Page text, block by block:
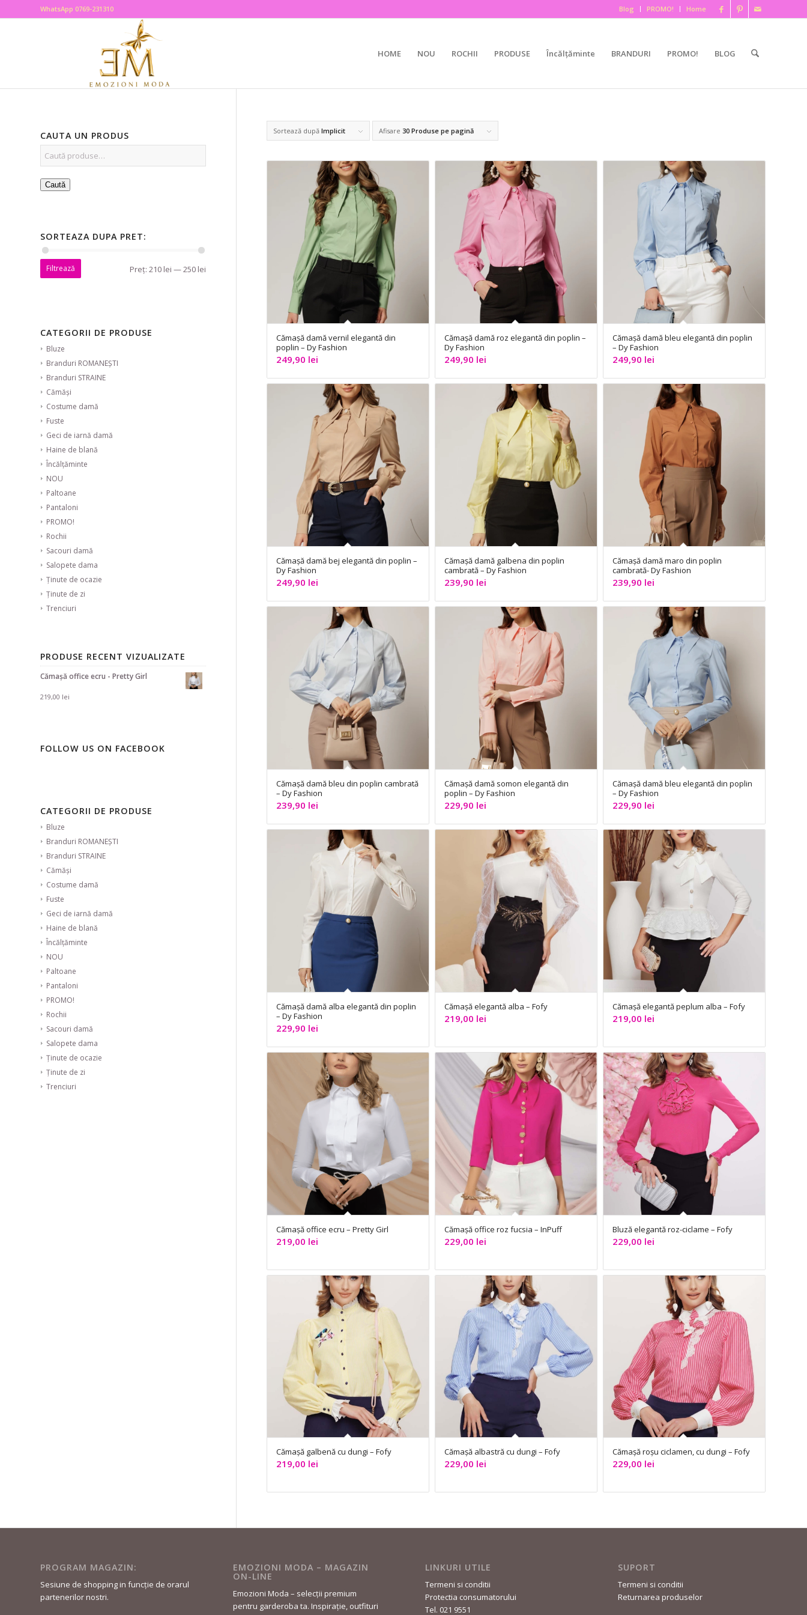
Blog PROMO! Home
WhatsApp 0769-231310
HOME NOU ROCHII PRODUSE Încălțăminte BRANDURI PROMO! BLOG
Sortează după Implicit Afisare 30 Produse pe pagină
Cămașă damă vernil elegantă din
poplin – Dy Fashion
249,90 lei
Cămașă damă roz elegantă din poplin –
Dy Fashion
249,90 lei
Cămașă damă bleu elegantă din poplin
– Dy Fashion
249,90 lei
Cămașă damă bej elegantă din poplin –
Dy Fashion
249,90 lei
Cămașă damă galbena din poplin
cambrată – Dy Fashion
239,90 lei
Cămașă damă maro din poplin
cambrată- Dy Fashion
239,90 lei
Cămașă damă bleu din poplin cambrată
– Dy Fashion
239,90 lei
Cămașă damă somon elegantă din
poplin – Dy Fashion
229,90 lei
Cămașă damă bleu elegantă din poplin
– Dy Fashion
229,90 lei
Cămașă damă alba elegantă din poplin
– Dy Fashion
229,90 lei
Cămașă elegantă alba – Fofy
219,00 lei
Cămașă elegantă peplum alba – Fofy
219,00 lei
Cămașă office ecru – Pretty Girl
219,00 lei
Cămașă office roz fucsia – InPuff
229,00 lei
Bluză elegantă roz-ciclame – Fofy
229,00 lei
Cămașă galbenă cu dungi – Fofy
219,00 lei
Cămașă albastră cu dungi – Fofy
229,00 lei
Cămașă roșu ciclamen, cu dungi – Fofy
229,00 lei
CAUTA UN PRODUS
Caută
SORTEAZA DUPA PRET:
Filtrează Preț: 210 lei —250 lei
CATEGORII DE PRODUSE
Bluze
Branduri ROMANEȘTI
Branduri STRAINE
Cămăși
Costume damă
Fuste
Geci de iarnă damă
Haine de blană
Încălțăminte
NOU
Paltoane
Pantaloni
PROMO!
Rochii
Sacouri damă
Salopete dama
Ținute de ocazie
Ținute de zi
Trenciuri
PRODUSE RECENT VIZUALIZATE
Cămașă office ecru - Pretty Girl
219,00 lei
FOLLOW US ON FACEBOOK
CATEGORII DE PRODUSE
Bluze
Branduri ROMANEȘTI
Branduri STRAINE
Cămăși
Costume damă
Fuste
Geci de iarnă damă
Haine de blană
Încălțăminte
NOU
Paltoane
Pantaloni
PROMO!
Rochii
Sacouri damă
Salopete dama
Ținute de ocazie
Ținute de zi
Trenciuri
PROGRAM MAGAZIN:
Sesiune de shopping in funcție de orarul
partenerilor nostri.
EMOZIONI MODA – MAGAZIN
ON-LINE
Emozioni Moda – selecții premium
pentru garderoba ta. Inspirație, outfituri
LINKURI UTILE
Termeni si conditii
Protectia consumatorului
Tel. 021 9551
SUPORT
Termeni si conditii
Returnarea produselor